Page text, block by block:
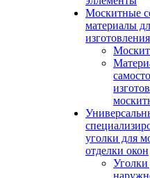
Москитные
материалы
изготовления
уголки для
отделки окон
Уголки